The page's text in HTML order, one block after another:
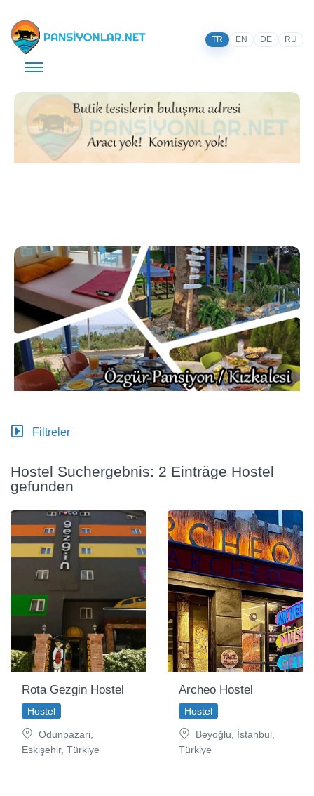
TR EN DE RU
Filtreler
Hostel Suchergebnis: 2 Einträge Hostel
gefunden
Rota Gezgin Hostel
Hostel
Odunpazari,
Eskişehir, Türkiye
Archeo Hostel
Hostel
Beyoğlu, İstanbul,
Türkiye